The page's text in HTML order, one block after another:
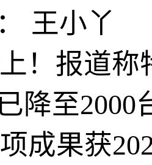
王小丫
！报道
降至2000
项成果获